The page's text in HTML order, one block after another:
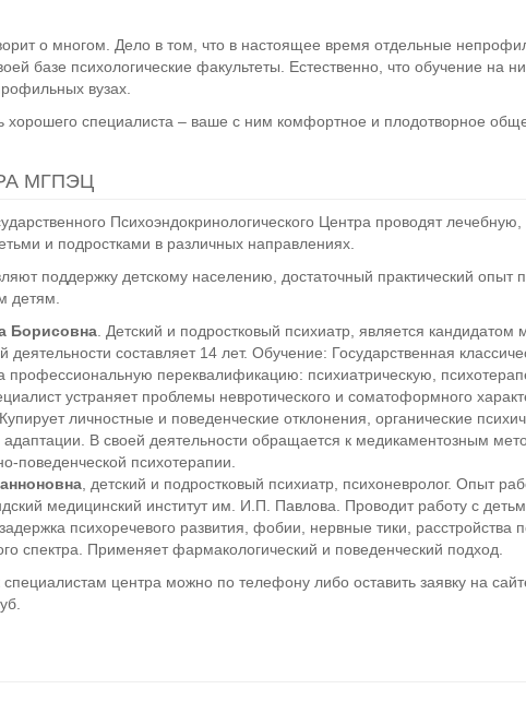
о многом. Дело в том, что в настоящее время отдельные
базе психологические факультеты. Естественно, что обучение на
вузах.
хорошего специалиста – ваше с ним комфортное и плодотворное
МГПЭЦ
Психоэндокринологического Центра проводят
и подростками в различных направлениях.
поддержку детскому населению, достаточный практический опыт
детям.
Борисовна. Детский и подростковый психиатр, является кандидатом
составляет 14 лет. Обучение: Государственная
переквалификацию: психиатрическую,
устраняет проблемы невротического и соматоформного
личностные и поведенческие отклонения, органические
В своей деятельности обращается к медикаментозным
поведенческой психотерапии.
, детский и подростковый психиатр, психоневролог. Опыт
медицинский институт им. И.П. Павлова. Проводит работу с
психоречевого развития, фобии, нервные тики, расстройства
спектра. Применяет фармакологический и поведенческий подход.
центра можно по телефону либо оставить заявку на